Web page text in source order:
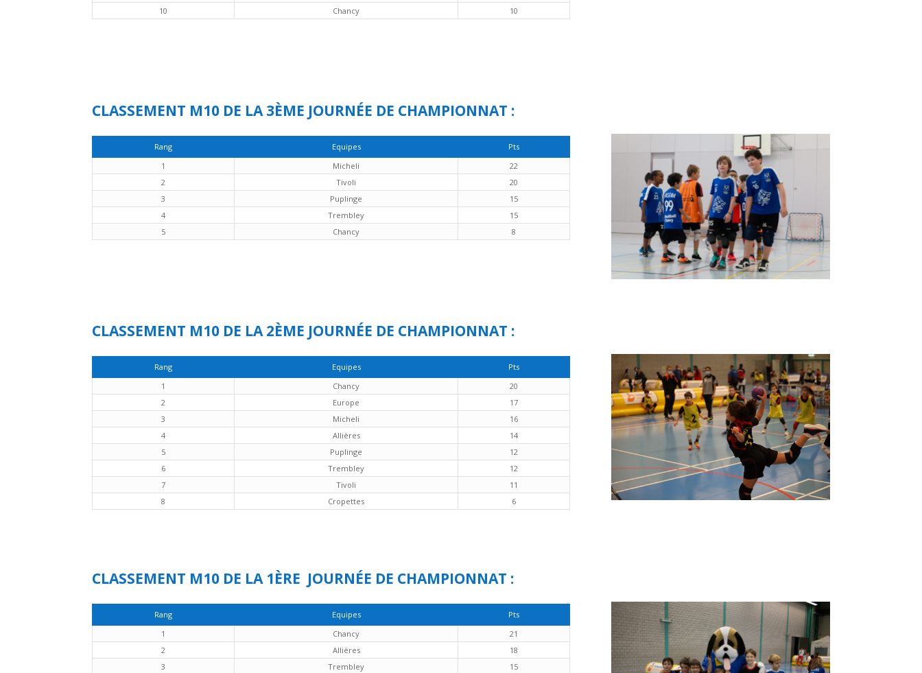
10
Chancy 10
CLASSEMENT M10 DE LA 3ÈME JOURNÉE DE CHAMPIONNAT :
Rang Equipes
Pts
1
Micheli
22
2
Tivoli
20
3
Puplinge
15
4
Trembley
15
5
Chancy 8
CLASSEMENT M10 DE LA 2ÈME JOURNÉE DE CHAMPIONNAT :
Rang Equipes
Pts
1
Chancy
20
2
Europe
17
3
Micheli
16
4
Allières
14
5
Puplinge
12
6
Trembley
12
7
Tivoli
11
8
Cropettes 6
CLASSEMENT M10 DE LA 1ÈRE JOURNÉE DE CHAMPIONNAT :
Rang Equipes
Pts
1
Chancy
21
2
Allières
18
3
Trembley
15